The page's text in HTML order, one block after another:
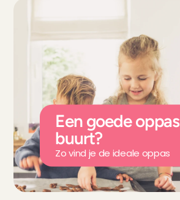
Een goede
buurt?
Zo vind je de ideale oppas